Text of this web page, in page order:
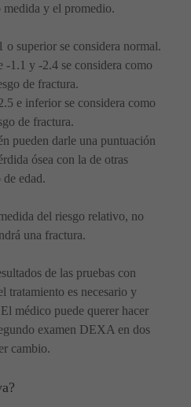
medida y el promedio.
o superior se considera normal.
-1.1 y -2.4 se considera como
de fractura.
e inferior se considera como
de fractura.
pueden darle una puntuación
ósea con la de otras
de edad.
del riesgo relativo, no
una fractura.
de las pruebas con
tratamiento es necesario y
médico puede querer hacer
examen DEXA en dos
cambio.